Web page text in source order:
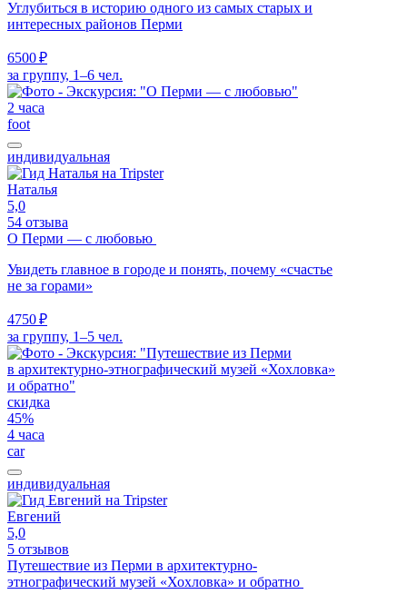
Углубиться в историю одного из самых старых и
интересных районов Перми
6500 ₽
за группу, 1–6 чел.
2 часа
foot
индивидуальная
Наталья
5,0
54 отзыва
О Перми — с любовью
Увидеть главное в городе и понять, почему «счастье
не за горами»
4750 ₽
за группу, 1–5 чел.
скидка
45%
4 часа
car
индивидуальная
Евгений
5,0
5 отзывов
Путешествие из Перми в архитектурно-
этнографический музей «Хохловка» и обратно